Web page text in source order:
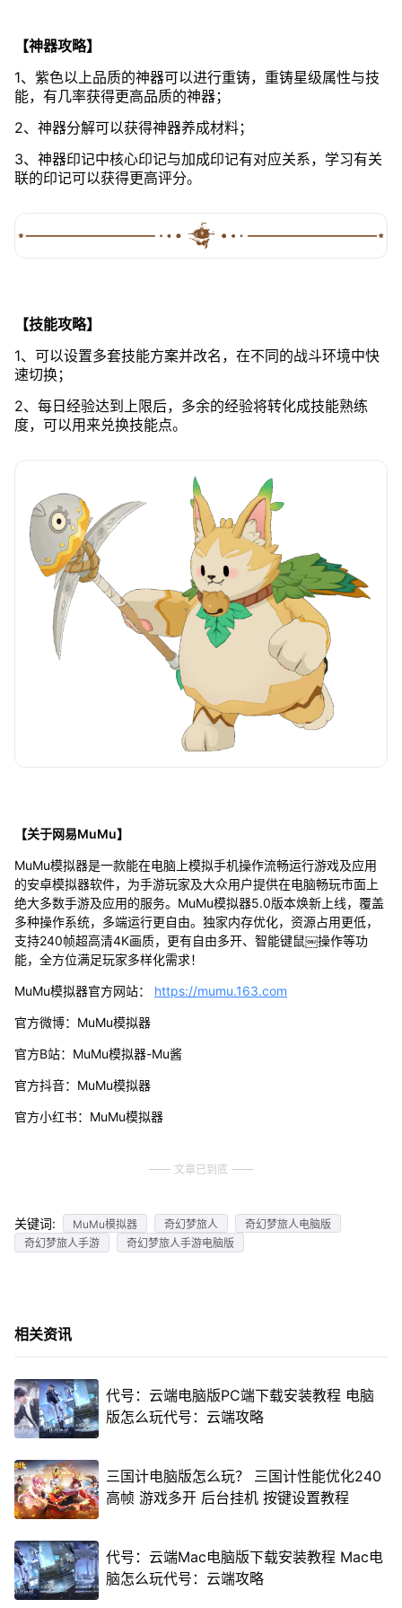
【神器攻略】
1、紫色以上品质的神器可以进行重铸，重铸星级属性与技
能，有几率获得更高品质的神器；
2、神器分解可以获得神器养成材料；
3、神器印记中核心印记与加成印记有对应关系，学习有关
联的印记可以获得更高评分。
【技能攻略】
1、可以设置多套技能方案并改名，在不同的战斗环境中快
速切换；
2、每日经验达到上限后，多余的经验将转化成技能熟练
度，可以用来兑换技能点。
【关于网易MuMu】
MuMu模拟器是一款能在电脑上模拟手机操作流畅运行游戏及应用
的安卓模拟器软件，为手游玩家及大众用户提供在电脑畅玩市面上
绝大多数手游及应用的服务。MuMu模拟器5.0版本焕新上线，覆盖
多种操作系统，多端运行更自由。独家内存优化，资源占用更低，
支持240帧超高清4K画质，更有自由多开、智能键鼠￼操作等功
能，全方位满足玩家多样化需求！
MuMu模拟器官方网站： https://mumu.163.com
官方微博：MuMu模拟器
官方B站：MuMu模拟器-Mu酱
官方抖音：MuMu模拟器
官方小红书：MuMu模拟器
文章已到底
关键词: MuMu模拟器 奇幻梦旅人
奇幻梦旅人电脑版
奇幻梦旅人手游
奇幻梦旅人手游电脑版
相关资讯
代号：云端电脑版PC端下载安装教程 电脑
版怎么玩代号：云端攻略
三国计电脑版怎么玩？ 三国计性能优化240
高帧 游戏多开 后台挂机 按键设置教程
代号：云端Mac电脑版下载安装教程 Mac电
脑怎么玩代号：云端攻略